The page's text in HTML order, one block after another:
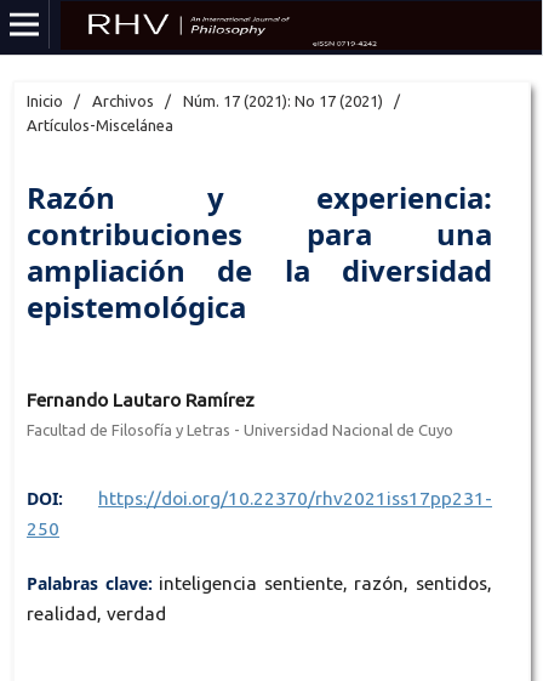
Inicio / Archivos / Núm. 17 (2021): No 17 (2021)
/
Artículos-Miscelánea
Razón y experiencia:
contribuciones para una
ampliación de la diversidad
epistemológica
Fernando Lautaro Ramírez
Facultad de Filosofía y Letras - Universidad Nacional de Cuyo
DOI:
https://doi.org/10.22370/rhv2021iss17pp231-
250
Palabras clave: inteligencia sentiente, razón, sentidos,
realidad, verdad